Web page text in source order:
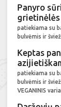
Panyro
patiekiama su
bulvėmis ir
Keptas
patiekiama su
bulvėmis ir
VEGANINIS